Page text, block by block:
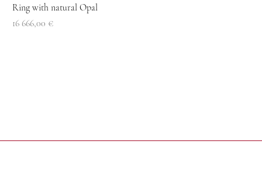
Ring with natural Opal
Price
16 666,00 €